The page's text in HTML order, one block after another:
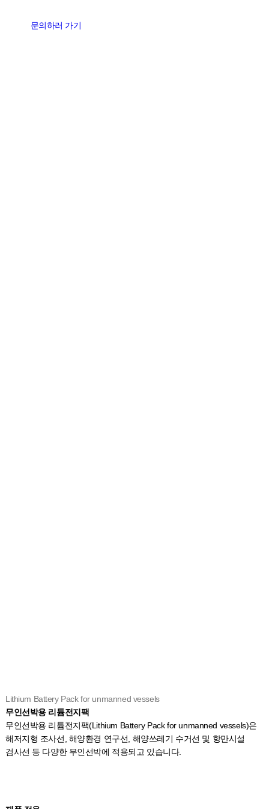
문의하러 가기
Lithium Battery Pack for unmanned vessels
무인선박용 리튬전지팩
무인선박용 리튬전지팩(Lithium Battery Pack for unmanned vessels)은
해저지형 조사선, 해양환경 연구선, 해양쓰레기 수거선 및 항만시설
검사선 등 다양한 무인선박에 적용되고 있습니다.